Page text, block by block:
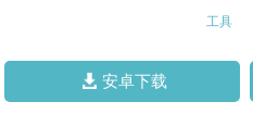
工具
安卓下载